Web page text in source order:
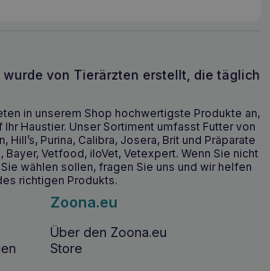
wurde von Tierärzten erstellt, die täglich
in unserem Shop hochwertigste Produkte an,
Haustier. Unser Sortiment umfasst Futter von
Hill’s, Purina, Calibra, Josera, Brit und Präparate
Bayer, Vetfood, iloVet, Vetexpert. Wenn Sie nicht
wählen sollen, fragen Sie uns und wir helfen
richtigen Produkts.
Zoona.eu
Über den Zoona.eu
Store